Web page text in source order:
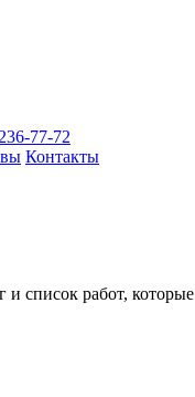
77-72
Контакты
и список работ,